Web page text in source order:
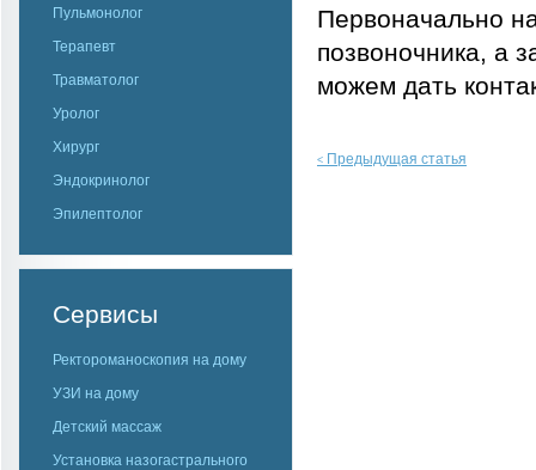
Пульмонолог
Терапевт
Травматолог
Уролог
Хирург
Эндокринолог
Эпилептолог
Сервисы
Ректороманоскопия на дому
УЗИ на дому
Детский массаж
Установка назогастрального
Первоначально
позвоночника, а
можем дать
< Предыдущая статья